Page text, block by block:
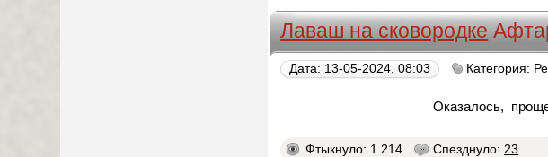
Лаваш на сковородке
Дата: 13-05-2024, 08:03 Категория:
Оказалось, проще
Фтыкнуло: 1 214 Спезднуло:23